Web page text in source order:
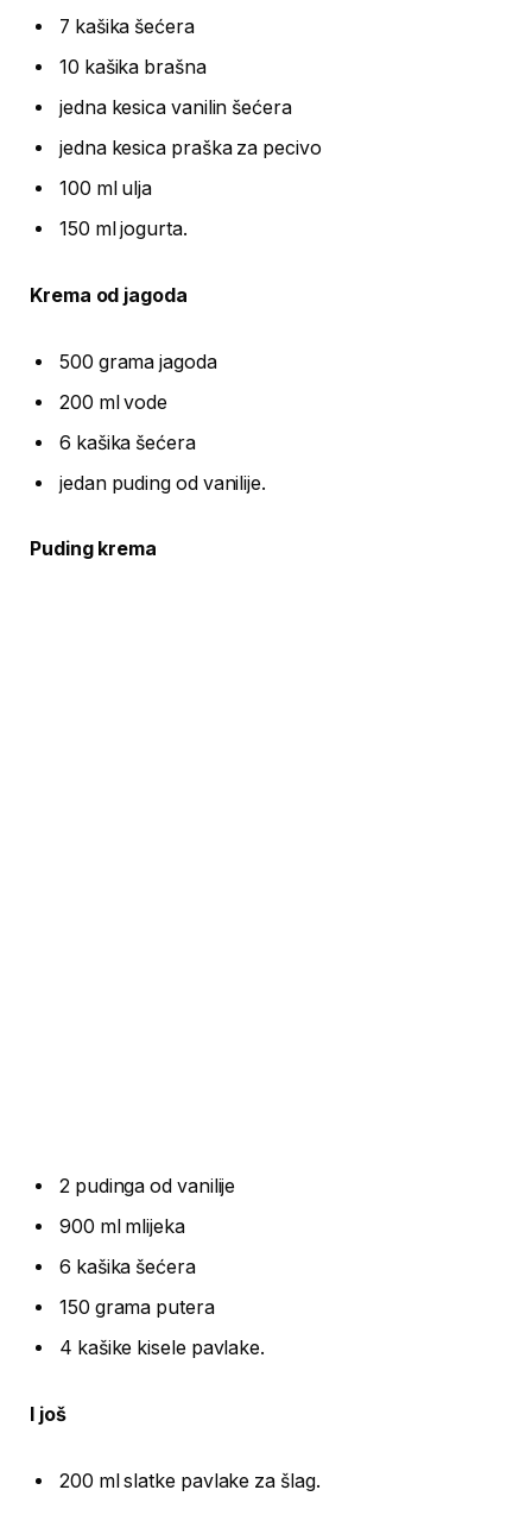
7 kašika šećera
10 kašika brašna
jedna kesica vanilin šećera
jedna kesica praška za pecivo
100 ml ulja
150 ml jogurta.
Krema od jagoda
500 grama jagoda
200 ml vode
6 kašika šećera
jedan puding od vanilije.
Puding krema
2 pudinga od vanilije
900 ml mlijeka
6 kašika šećera
150 grama putera
4 kašike kisele pavlake.
I još
200 ml slatke pavlake za šlag.